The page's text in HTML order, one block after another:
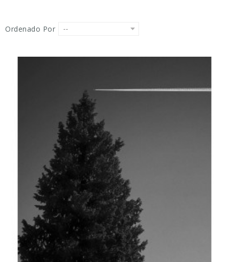
Ordenado Por --